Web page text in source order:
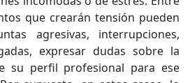
que crearán tensión pueden
agresivas, interrupciones,
expresar dudas sobre la
su perfil profesional para ese